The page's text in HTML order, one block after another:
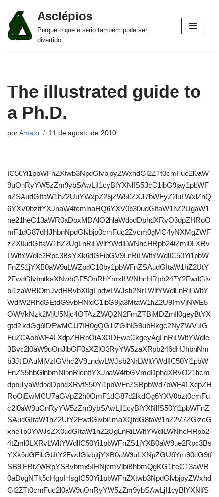
Pular
para
Asclépios
Porque o que é sério também pode ser
divertido.
The illustrated guide to
a Ph.D.
por Amato 11 de agosto de 2010
IC50Yi1pbWFnZXtwb3NpdGlvbjpyZWxhdGl2ZTt0cmFuc2l0aW
9uOnRyYW5zZm9ybSAwLjI1cyBlYXNlfS53cC1ibG9jay1pbWF
nZSAudGItaW1hZ2UuYWxpZ25jZW50ZXJ7bWFyZ2luLWxlZnQ
6YXV0bzttYXJnaW4tcmlnaHQ6YXV0b30udGItaW1hZ2UgaW1
ne21heC13aWR0aDoxMDAlO2hlaWdodDphdXRvO3dpZHRoO
mF1dG87dHJhbnNpdGlvbjp0cmFuc2Zvcm0gMC4yNXMgZWF
zZX0udGItaW1hZ2UgLnRiLWltYWdlLWNhcHRpb24tZml0LXRv
LWltYWdle2Rpc3BsYXk6dGFibGV9LnRiLWltYWdlIC50Yi1pbW
FnZS1jYXB0aW9uLWZpdC10by1pbWFnZSAudGItaW1hZ2UtY
2FwdGlvbntkaXNwbGF5OnRhYmxlLWNhcHRpb247Y2FwdGlv
bi1zaWRlOmJvdHRvbX0gLndwLWJsb2NrLWltYWdlLnRiLWltY
WdlW2RhdGEtdG9vbHNldC1ibG9ja3MtaW1hZ2U9ImVjNWE5
OWVkNzk2MjU5Njc4OTAzZWQ2N2FmZTBiMDZmIl0geyBtYX
gtd2lkdGg6IDEwMCU7IH0gQG1lZGlhIG9ubHkgc2NyZWVuIG
FuZCAobWF4LXdpZHRoOiA3ODFweCkgeyAgLnRiLWltYWdle
3Bvc2l0aW9uOnJlbGF0aXZlO3RyYW5zaXRpb246dHJhbnNm
b3JtIDAuMjVzIGVhc2V9LndwLWJsb2NrLWltYWdlIC50Yi1pbW
FnZS5hbGlnbmNlbnRlcnttYXJnaW4tbGVmdDphdXRvO21hcm
dpbi1yaWdodDphdXRvfS50Yi1pbWFnZSBpbWd7bWF4LXdpZH
RoOjEwMCU7aGVpZ2h0OmF1dG87d2lkdGg6YXV0bzt0cmFu
c2l0aW9uOnRyYW5zZm9ybSAwLjI1cyBlYXNlfS50Yi1pbWFnZ
SAudGItaW1hZ2UtY2FwdGlvbi1maXQtdG8taW1hZ2V7ZGlzcG
xheTp0YWJsZX0udGItaW1hZ2UgLnRiLWltYWdlLWNhcHRpb2
4tZml0LXRvLWltYWdlIC50Yi1pbWFnZS1jYXB0aW9ue2Rpc3Bs
YXk6dGFibGUtY2FwdGlvbjtjYXB0aW9uLXNpZGU6Ym90dG9tf
SB9IEBtZWRpYSBvbmx5IHNjcmVlbiBhbmQgKG1heC13aWR
0aDogNTk5cHgpIHsgIC50Yi1pbWFnZXtwb3NpdGlvbjpyZWxhd
Gl2ZTt0cmFuc2l0aW9uOnRyYW5zZm9ybSAwLjI1cyBlYXNlfS